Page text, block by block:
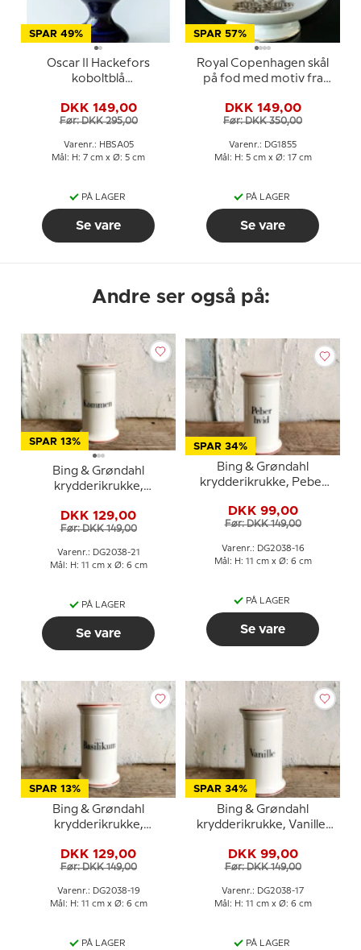
SPAR 49%
Oscar II Hackefors
koboltblå
DKK 149,00
Før: DKK 295,00
Varenr.: HBSA05
Mål: H: 7 cm x Ø: 5 cm
PÅ LAGER
Se vare
SPAR 57%
Royal Copenhagen skål
på fod med motiv fra
Svinedrengen
DKK 149,00
Før: DKK 350,00
Varenr.: DG1855
Mål: H: 5 cm x Ø: 17 cm
PÅ LAGER
Se vare
Andre ser også på:
SPAR 13%
Bing & Grøndahl
krydderikrukke,
DKK 129,00
Før: DKK 149,00
Varenr.: DG2038-21
Mål: H: 11 cm x Ø: 6 cm
PÅ LAGER
Se vare
SPAR 34%
Bing & Grøndahl
krydderikrukke, Peber
DKK 99,00
Før: DKK 149,00
Varenr.: DG2038-16
Mål: H: 11 cm x Ø: 6 cm
PÅ LAGER
Se vare
SPAR 13%
Bing & Grøndahl
krydderikrukke,
DKK 129,00
Før: DKK 149,00
Varenr.: DG2038-19
Mål: H: 11 cm x Ø: 6 cm
PÅ LAGER
SPAR 34%
Bing & Grøndahl
krydderikrukke, Vanille,
DKK 99,00
Før: DKK 149,00
Varenr.: DG2038-17
Mål: H: 11 cm x Ø: 6 cm
PÅ LAGER